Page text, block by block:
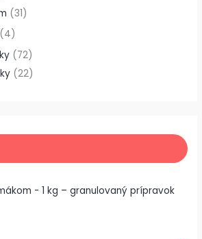
(31)
(4)
(72)
(22)
- 1 kg – granulovaný prípravok